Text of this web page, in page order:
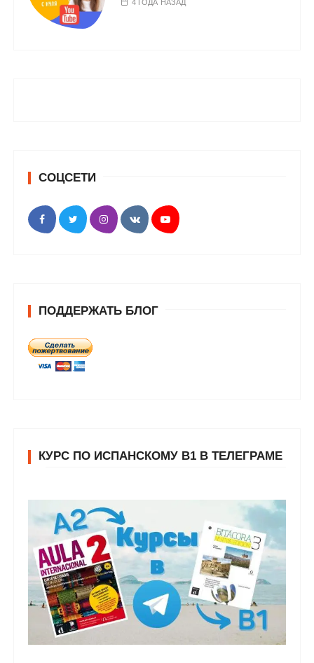
4 ГОДА НАЗАД
СОЦСЕТИ
ПОДДЕРЖАТЬ БЛОГ
КУРС ПО ИСПАНСКОМУ В1 В ТЕЛЕГРАМЕ